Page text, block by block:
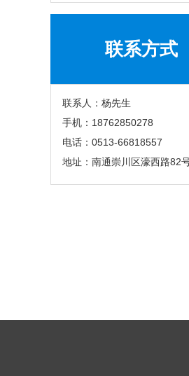
联系方式
联系人：杨先生
手机：18762850278
电话：0513-66818557
地址：南通崇川区濠西路82